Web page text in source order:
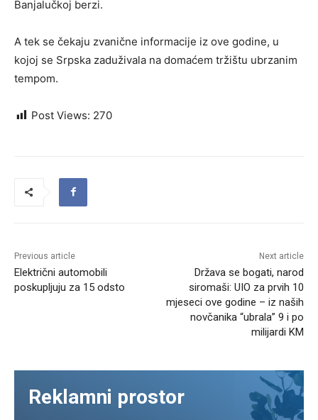
Banjalučkoj berzi.
A tek se čekaju zvanične informacije iz ove godine, u
kojoj se Srpska zaduživala na domaćem tržištu ubrzanim
tempom.
Post Views: 270
Previous article
Električni automobili
poskupljuju za 15 odsto
Next article
Država se bogati, narod
siromaši: UIO za prvih 10
mjeseci ove godine – iz naših
novčanika “ubrala” 9 i po
milijardi KM
Reklamni prostor